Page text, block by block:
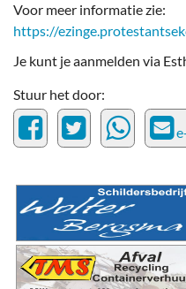
Voor meer informatie zie:
https://
Je kunt je aanmelden via
Stuur het door: